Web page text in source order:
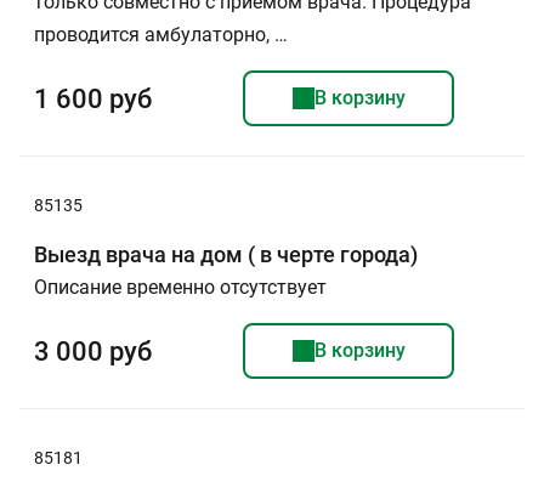
проводится амбулаторно, …
1 600 руб В корзину
85135
Выезд врача на дом ( в черте города)
Описание временно отсутствует
3 000 руб В корзину
85181